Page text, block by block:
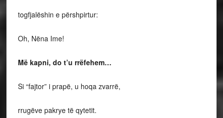
togfjalëshin e përshpirtur:
Oh, Nëna Ime!
Më kapni, do t’u rrëfehem…
Si “fajtor” i prapë, u hoqa zvarrë,
rrugëve pakrye të qytetit.